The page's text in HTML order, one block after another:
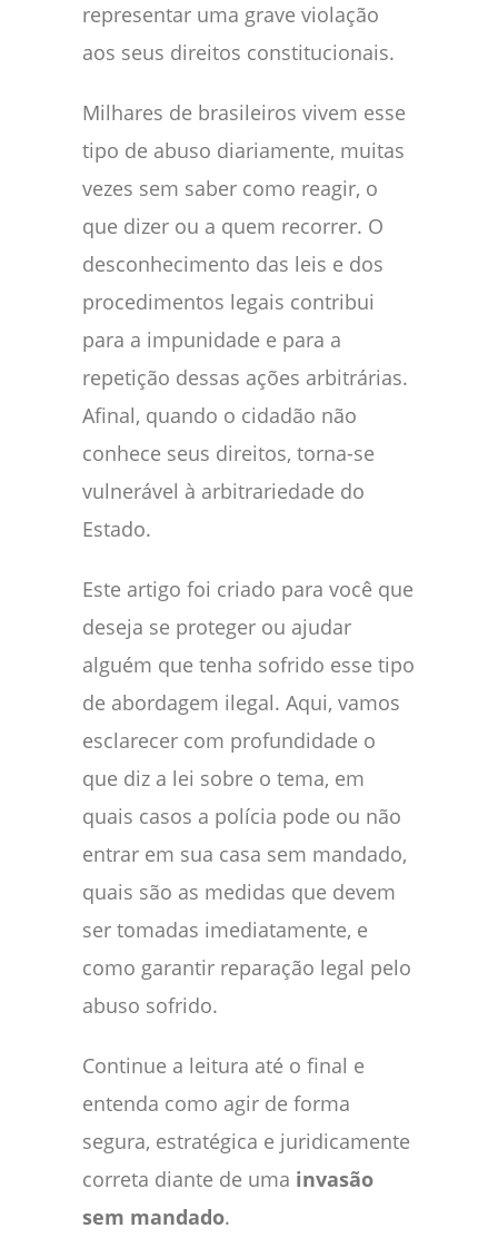
representar uma grave violação
aos seus direitos constitucionais.
Milhares de brasileiros vivem esse
tipo de abuso diariamente, muitas
vezes sem saber como reagir, o
que dizer ou a quem recorrer. O
desconhecimento das leis e dos
procedimentos legais contribui
para a impunidade e para a
repetição dessas ações arbitrárias.
Afinal, quando o cidadão não
conhece seus direitos, torna-se
vulnerável à arbitrariedade do
Estado.
Este artigo foi criado para você que
deseja se proteger ou ajudar
alguém que tenha sofrido esse tipo
de abordagem ilegal. Aqui, vamos
esclarecer com profundidade o
que diz a lei sobre o tema, em
quais casos a polícia pode ou não
entrar em sua casa sem mandado,
quais são as medidas que devem
ser tomadas imediatamente, e
como garantir reparação legal pelo
abuso sofrido.
Continue a leitura até o final e
entenda como agir de forma
segura, estratégica e juridicamente
correta diante de uma invasão
sem mandado.